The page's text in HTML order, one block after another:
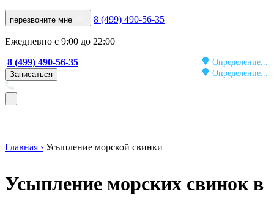
перезвоните мне 8 (499) 490-56-35
Ежедневно с 9:00 до 22:00
Определение...
8 (499) 490-56-35
Определение...
Записаться
Главная › Усыпление морской свинки
Усыпление морских свинок в